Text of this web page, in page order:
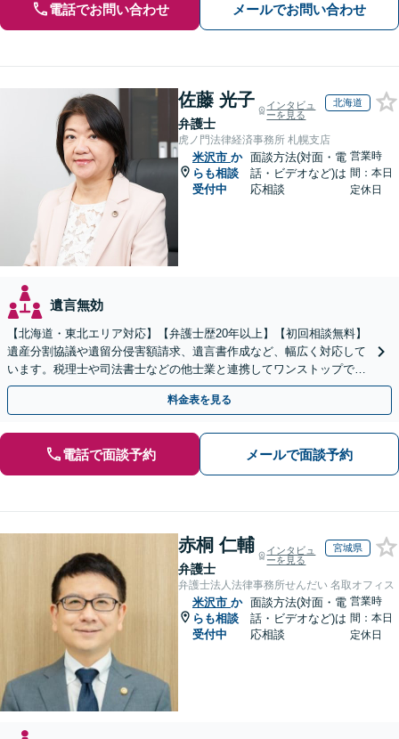
電話でお問い合わせ メールでお問い合わせ
佐藤 光子
弁護士
インタビュ
ーを見る
北海道
虎ノ門法律経済事務所 札幌支店
米沢市 か
らも相談
受付中
面談方法(対面・電
話・ビデオなど)は
応相談
営業時
間：本日
定休日
遺言無効
【北海道・東北エリア対応】【弁護士歴20年以上】【初回相談無料】
遺産分割協議や遺留分侵害額請求、遺言書作成など、幅広く対応して
います。税理士や司法書士などの他士業と連携してワンストップでの
解決が可能です。ぜひご相談ください。
料金表を見る
電話で面談予約 メールで面談予約
赤桐 仁輔
弁護士
インタビュ
ーを見る
宮城県
弁護士法人法律事務所せんだい 名取オフィス
米沢市 か
らも相談
受付中
面談方法(対面・電
話・ビデオなど)は
応相談
営業時
間：本日
定休日